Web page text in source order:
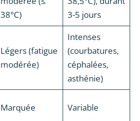
38°C)
3-5 jours
Légers (fatigue
modérée)
Intenses
(courbatures,
céphalées,
asthénie)
Marquée Variable